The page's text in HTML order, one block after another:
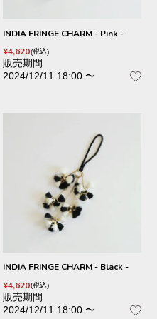
INDIA FRINGE CHARM - Pink -
¥4,620 税込
販売期間
2024/12/11 18:00 〜
INDIA FRINGE CHARM - Black -
¥4,620 税込
販売期間
2024/12/11 18:00 〜